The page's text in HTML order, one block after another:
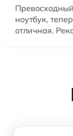
ноутбук,
отличная.